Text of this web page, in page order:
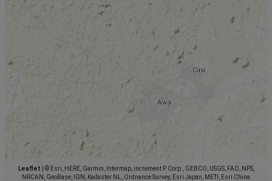
Leaflet
© Esri, HERE, Garmin, Intermap, increment P Corp., GEBCO, USGS, FAO, NPS,
NRCAN, GeoBase, IGN, Kadaster NL, Ordnance Survey, Esri Japan, METI, Esri China